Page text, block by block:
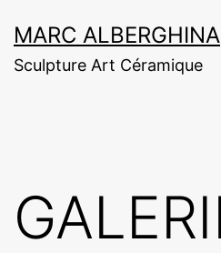
au
contenu
MARC ALBERGHINA
Sculpture Art Céramique